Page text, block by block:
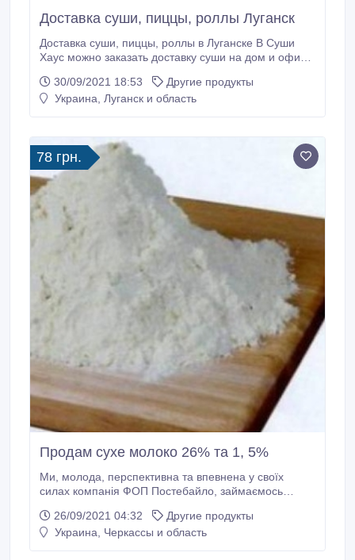
Доставка суши, пиццы, роллы Луганск
Доставка суши, пиццы, роллы в Луганске В Суши
Хаус можно заказать доставку суши на дом и офис,
других блюд для сервировки полноценного обеда
или ужина. В основном мы предлагаем японские
30/09/2021 18:53
Другие продукты
Украина, Луганск и область
78 грн.
Продам сухе молоко 26% та 1, 5%
Ми, молода, перспективна та впевнена у своїх
силах компанія ФОП Постебайло, займаємось
Ми пропонуємо придбати за доступною ціною сухе
молоко з масовою часткою молочного білка 32–34%
26/09/2021 04:32
Другие продукты
Украина, Черкассы и область